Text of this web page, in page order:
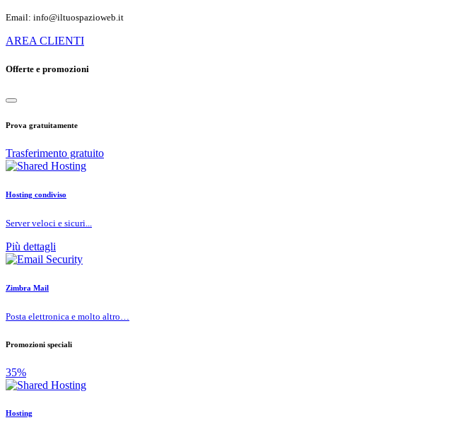
Email: info@iltuospazioweb.it
AREA CLIENTI
Offerte e promozioni
Prova gratuitamente
Trasferimento gratuito
Hosting condiviso
Server veloci e sicuri...
Più dettagli
Zimbra Mail
Posta elettronica e molto altro…
Promozioni speciali
35%
Hosting